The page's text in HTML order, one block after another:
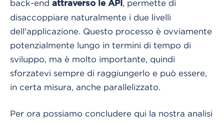
back-end attraverso le API , permette di
disaccoppiare naturalmente i due livelli
dell'applicazione. Questo processo è ovviamente
potenzialmente lungo in termini di tempo di
sviluppo, ma è molto importante, quindi
sforzatevi sempre di raggiungerlo e può essere,
in certa misura, anche parallelizzato.
Per ora possiamo concludere qui la nostra analisi